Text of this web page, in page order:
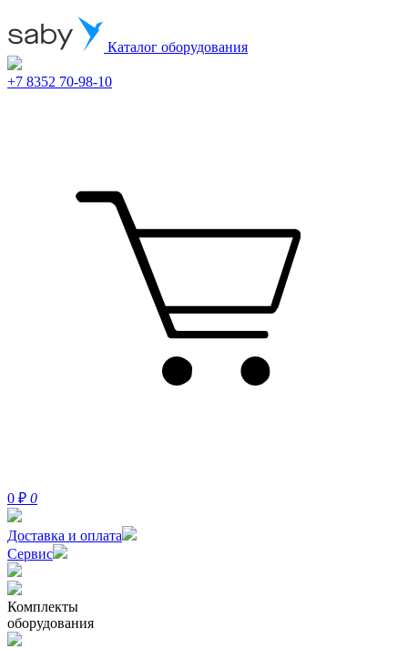
Каталог оборудования
+7 8352 70-98-10
0 ₽ 0
Доставка и оплата
Сервис
Комплекты
оборудования